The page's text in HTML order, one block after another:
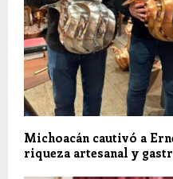
Michoacán cautivó a
riqueza artesanal y